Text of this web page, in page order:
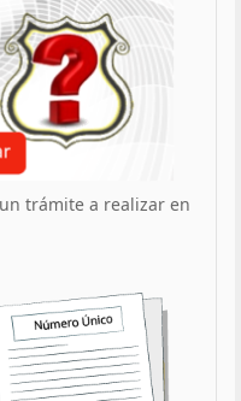
trámite a realizar en